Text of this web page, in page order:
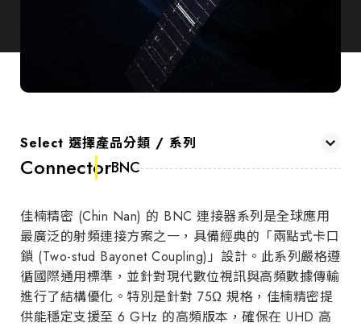
Select 選擇產品分類 / 系列
ConnectorBNC
佳楠精密 (Chin Nan) 的 BNC 連接器系列是全球應用
最廣泛的射頻連接方案之一，具備經典的「兩點式卡口
鎖 (Two-stud Bayonet Coupling)」設計。此系列嚴格遵
循國際通用標準，並針對現代數位視訊與高頻數據傳輸
進行了結構優化。特別是針對 75Ω 規格，佳楠精密提
供能穩定支援至 6 GHz 的高頻版本，確保在 UHD 高